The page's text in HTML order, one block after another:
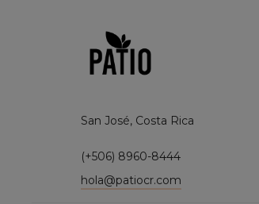
San José, Costa Rica
(+506) 8960-8444
hola@patiocr.com